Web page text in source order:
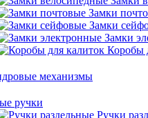
Замки
Замки
Замки
Коробы
механизмы
ручки
Ручки